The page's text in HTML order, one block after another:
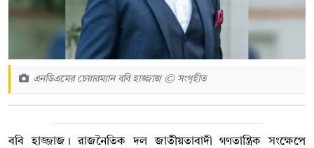
এনডিএমের চেয়ারম্যান ববি হাজ্জাজ © সংগৃহীত
ববি হাজ্জাজ। রাজনৈতিক দল জাতীয়তাবাদী গণতান্ত্রিক সংক্ষেপে